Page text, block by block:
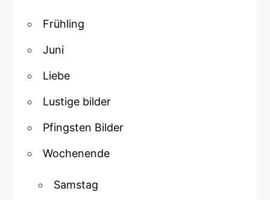
Frühling
Juni
Liebe
Lustige bilder
Pfingsten Bilder
Wochenende
Samstag